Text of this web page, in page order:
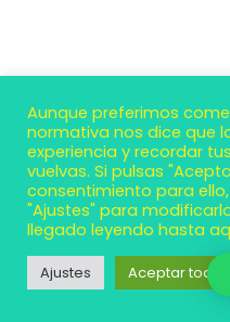
Neve| Funciona gracias a
Aunque preferimos
normativa nos dice que
experiencia y recordar
vuelvas. Si pulsas
consentimiento para
"Ajustes" para
llegado leyendo hasta
Ajustes Aceptar todo